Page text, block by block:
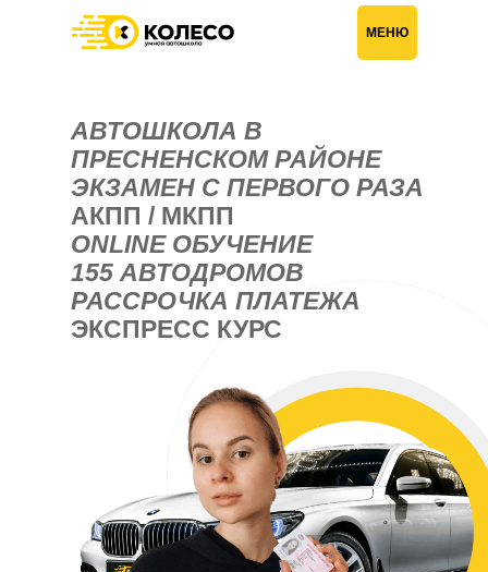
МЕНЮ
› АВТОШКОЛА В ПРЕСНЕНСКОМ РАЙОНЕ
АВТОШКОЛА В
ПРЕСНЕНСКОМ РАЙОНЕ
ЭКЗАМЕН С ПЕРВОГО РАЗА
АКПП / МКПП
ONLINE ОБУЧЕНИЕ
155 АВТОДРОМОВ
РАССРОЧКА ПЛАТЕЖА
ЭКСПРЕСС КУРС